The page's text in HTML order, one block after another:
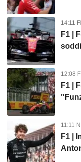
14:11
F1 |
12:08
F1 |
11:11
F1 |